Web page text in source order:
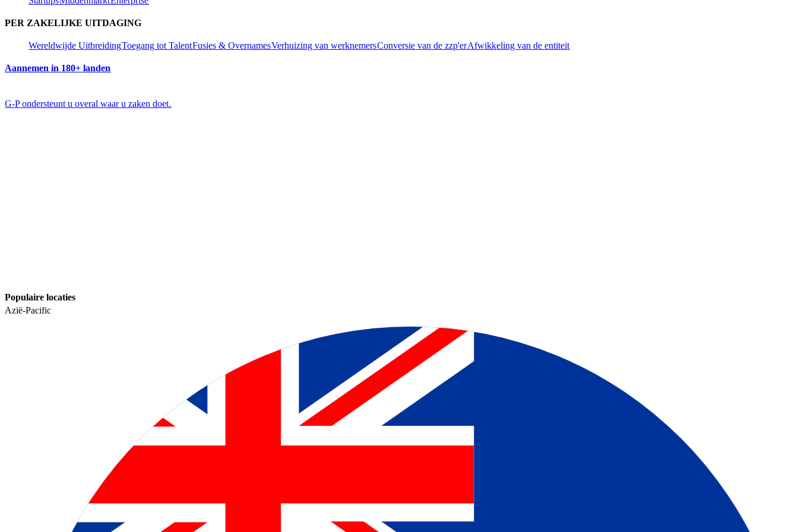
PER ZAKELIJKE UITDAGING​​
Wereldwijde Uitbreiding​​Toegang tot Talent​​Fusies & Overnames​​Verhuizing van werknemers​​Conversie van de zzp'er​​Afwikkeling van de entiteit​​
Aannemen in 180+ landen​​
G-P ondersteunt u overal waar u zaken doet.​​
Populaire locaties​​
Azië-Pacific​​